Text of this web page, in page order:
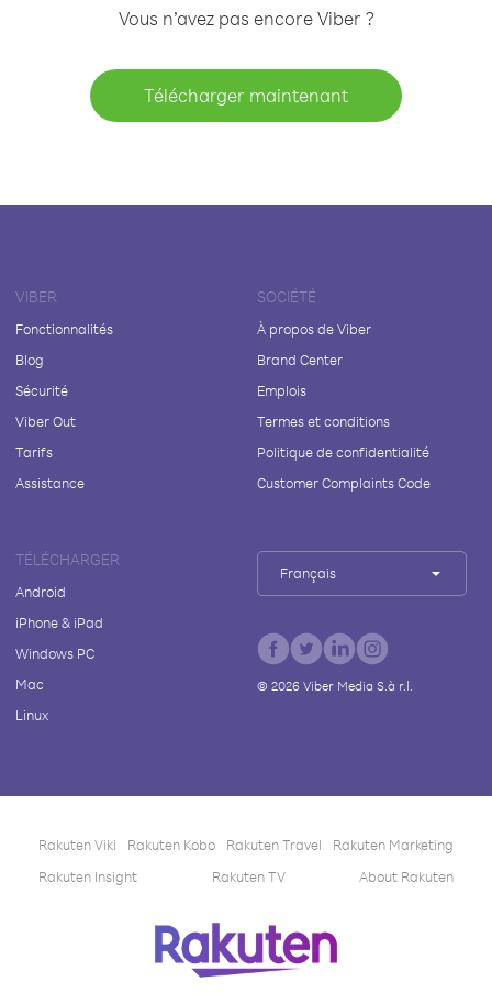
Vous n’avez pas encore Viber ?
Télécharger maintenant
VIBER
Fonctionnalités
Blog
Sécurité
Viber Out
Tarifs
Assistance
SOCIÉTÉ
À propos de Viber
Brand Center
Emplois
Termes et conditions
Politique de confidentialité
Customer Complaints Code
TÉLÉCHARGER
Android
iPhone & iPad
Windows PC
Mac
Linux
Français
© 2026Viber Media S.à r.l.
Rakuten Viki Rakuten Kobo Rakuten Travel
Rakuten Marketing
Rakuten Insight
Rakuten TV About Rakuten